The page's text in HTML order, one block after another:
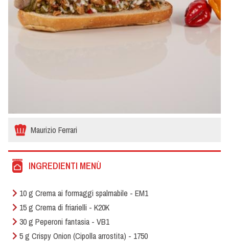
Maurizio Ferrari
INGREDIENTI MENÙ
10 g Crema ai formaggi spalmabile - EM1
15 g Crema di friarielli - K20K
30 g Peperoni fantasia - VB1
5 g Crispy Onion (Cipolla arrostita) - 1750